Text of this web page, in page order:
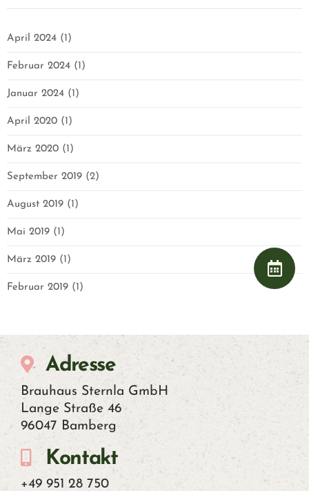
U
N
S
M
E
R
C
H
April 2024 (1)
Februar 2024 (1)
Januar 2024 (1)
April 2020 (1)
März 2020 (1)
September 2019 (2)
August 2019 (1)
Mai 2019 (1)
März 2019 (1)
Februar 2019 (1)
Adresse
Brauhaus Sternla GmbH
Lange Straße 46
96047 Bamberg
Kontakt
+49 951 28 750